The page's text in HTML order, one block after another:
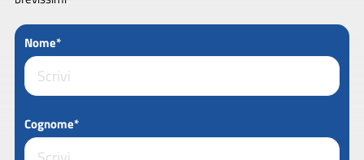
Nome*
Cognome*